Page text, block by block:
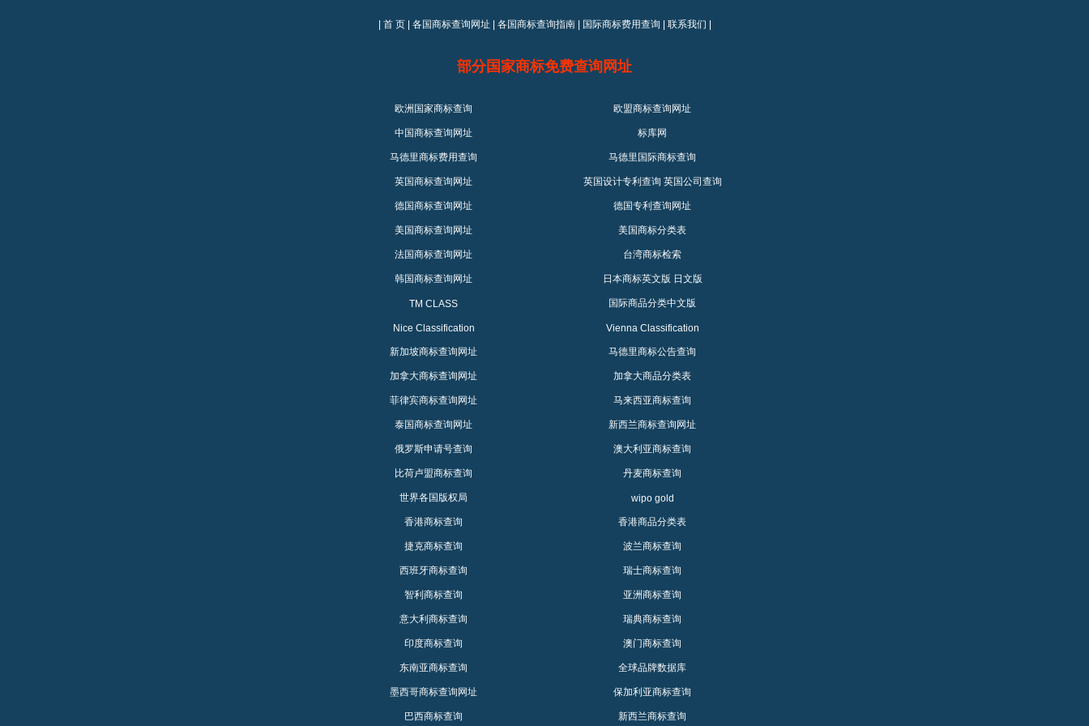
首 页| 各国商标查询网址 各国商标查询指南| 国际商标费用查询 联系我们
部分国家商标免费查询网址
欧洲国家商标查询 欧盟商标查询网址
中国商标查询网址 标库网
马德里商标费用查询 马德里国际商标查询
英国商标查询网址 英国设计专利查询 英国公司查询
德国商标查询网址 德国专利查询网址
美国商标查询网址 美国商标分类表
法国商标查询网址 台湾商标检索
韩国商标查询网址 日本商标英文版 日文版
TM CLASS 国际商品分类中文版
Nice Classification Vienna Classification
新加坡商标查询网址 马德里商标公告查询
加拿大商标查询网址 加拿大商品分类表
菲律宾商标查询网址 马来西亚商标查询
泰国商标查询网址 新西兰商标查询网址
俄罗斯申请号查询 澳大利亚商标查询
比荷卢盟商标查询 丹麦商标查询
世界各国版权局 wipo gold
香港商标查询 香港商品分类表
捷克商标查询 波兰商标查询
西班牙商标查询 瑞士商标查询
智利商标查询 亚洲商标查询
意大利商标查询 瑞典商标查询
印度商标查询 澳门商标查询
东南亚商标查询 全球品牌数据库
墨西哥商标查询网址 保加利亚商标查询
巴西商标查询 新西兰商标查询